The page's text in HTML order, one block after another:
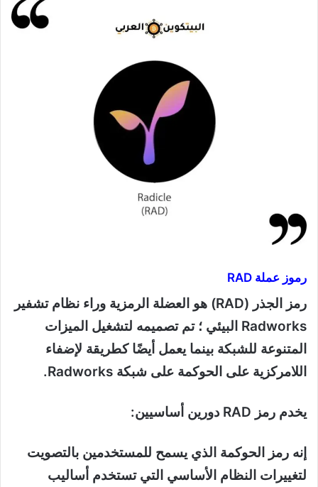
رموز عملة RAD
رمز الجذر (RAD) هو العضلة الرمزية وراء نظام تشفير
Radworks البيئي ؛ تم تصميمه لتشغيل الميزات
المتنوعة للشبكة بينما يعمل أيضًا كطريقة لإضفاء
اللامركزية على الحوكمة على شبكة Radworks.
يخدم رمز RAD دورين أساسيين:
إنه رمز الحوكمة الذي يسمح للمستخدمين بالتصويت
لتغييرات النظام الأساسي التي تستخدم أساليب